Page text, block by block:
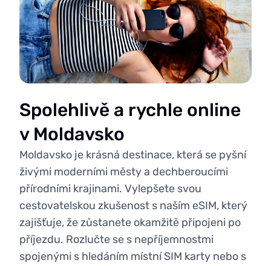
Spolehlivě a rychle online
v Moldavsko
Moldavsko je krásná destinace, která se pyšní
živými moderními městy a dechberoucími
přírodními krajinami. Vylepšete svou
cestovatelskou zkušenost s naším eSIM, který
zajišťuje, že zůstanete okamžitě připojeni po
příjezdu. Rozlučte se s nepříjemnostmi
spojenými s hledáním místní SIM karty nebo s